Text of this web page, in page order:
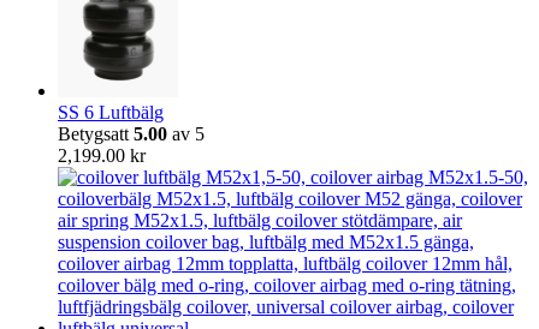
SS 6 Luftbälg
Betygsatt 5.00 av 5
2,199.00 kr